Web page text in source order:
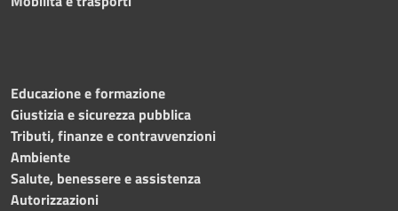
Educazione e formazione
Giustizia e sicurezza pubblica
Tributi, finanze e contravvenzioni
Ambiente
Salute, benessere e assistenza
Autorizzazioni